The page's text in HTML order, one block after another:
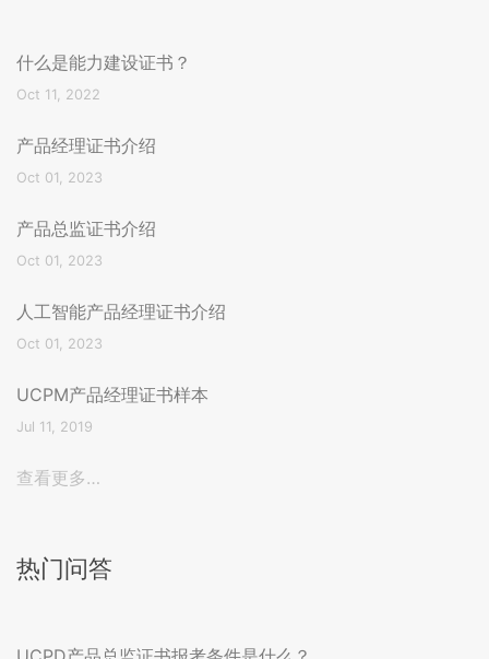
什么是能力建设证书？
Oct 11, 2022
产品经理证书介绍
Oct 01, 2023
产品总监证书介绍
Oct 01, 2023
人工智能产品经理证书介绍
Oct 01, 2023
UCPM产品经理证书样本
Jul 11, 2019
查看更多…
热门问答